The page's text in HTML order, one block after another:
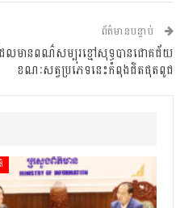
ព័ត៌មានបន្ទាប់
ដែលមានពណ៌សម្បុរខ្មៅសុទ្ធបានជោគជ័យ
ខណៈសត្វប្រភេទនេះកំពុងជិតផុតពូជ